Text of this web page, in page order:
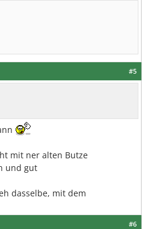
#5
mit ner alten Butze
und gut
dasselbe, mit dem
#6